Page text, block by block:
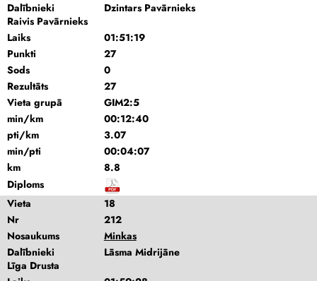
Dalībnieki
Dzintars Pavārnieks
Raivis Pavārnieks
Laiks
01:51:19
Punkti
27
Sods
0
Rezultāts
27
Vieta grupā
GIM2:5
min/km
00:12:40
pti/km
3.07
min/pti
00:04:07
km
8.8
Diploms
Vieta
18
Nr
212
Nosaukums
Minkas
Dalībnieki
Lāsma Midrijāne
Līga Drusta